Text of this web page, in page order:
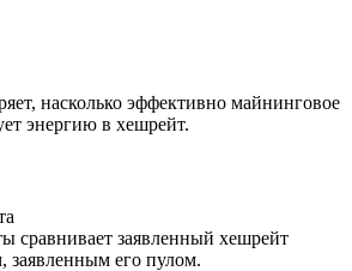
насколько эффективно майнинговое
энергию в хешрейт.
сравнивает заявленный хешрейт
заявленным его пулом.